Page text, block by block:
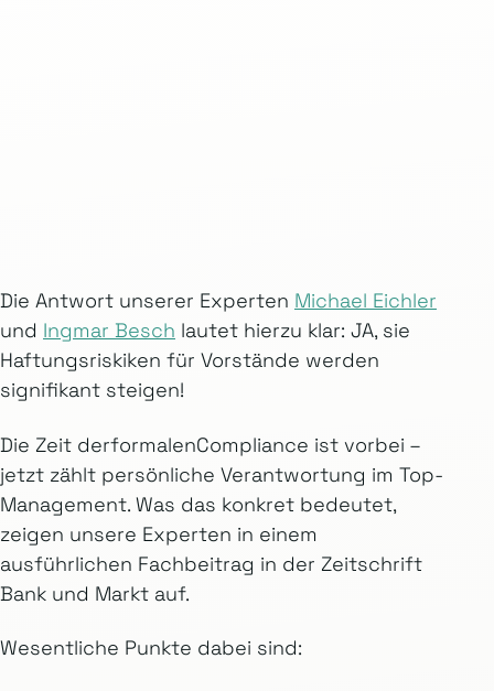
Die Antwort unserer Experten Michael Eichler
und Ingmar Besch lautet hierzu klar: JA, sie
Haftungsriskiken für Vorstände werden
signifikant steigen!
Die Zeit derformalenCompliance ist vorbei –
jetzt zählt persönliche Verantwortung im Top-
Management. Was das konkret bedeutet,
zeigen unsere Experten in einem
ausführlichen Fachbeitrag in der Zeitschrift
Bank und Markt auf.
Wesentliche Punkte dabei sind: